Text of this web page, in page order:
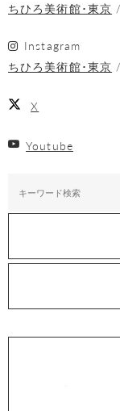
ちひろ美術館･東京
Instagram
ちひろ美術館･東京
X
Youtube